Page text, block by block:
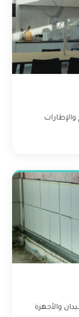
والأجهزة